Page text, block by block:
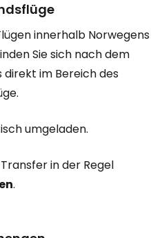
innerhalb Norwegens
Sie sich nach dem
direkt im Bereich des
umgeladen.
in der Regel
.